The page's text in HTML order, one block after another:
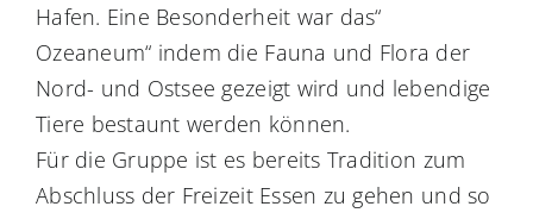
Hafen. Eine Besonderheit war das“
Ozeaneum“ indem die Fauna und Flora der
Nord- und Ostsee gezeigt wird und lebendige
Tiere bestaunt werden können.
Für die Gruppe ist es bereits Tradition zum
Abschluss der Freizeit Essen zu gehen und so